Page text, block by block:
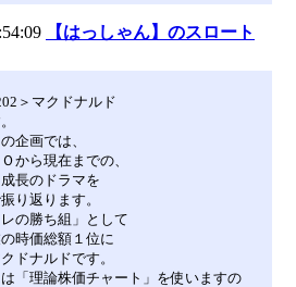
【はっしゃん】のスロート
＞マクドナルド
企画では、
から現在までの、
長のドラマを
り返ります。
の勝ち組」として
時価総額１位に
ドナルドです。
「理論株価チャート」を使いますの